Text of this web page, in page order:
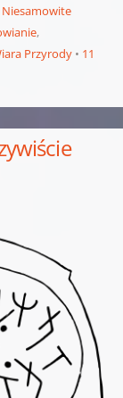
Niesamowite
,
Przyrody
11